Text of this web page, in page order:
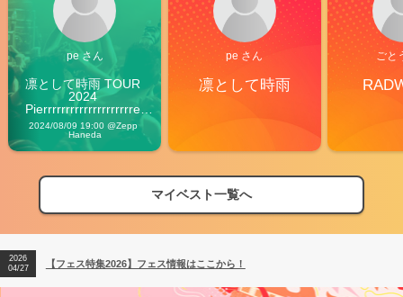
pe さん
凛として時雨 TOUR
2024
Pierrrrrrrrrrrrrrrrrrrre
Vibes
2024/08/09 19:00 @Zepp
Haneda
pe さん
凛として時雨
ごと
マイベスト一覧へ
【フェス特集2026】フェス情報はここから！
【ライブ動員ランキング】2026年上半期編発表！
2026
04/27
【フェス特集2026】フェス情報はここから！
2026
【ライブ動員ランキング】2026年上半期編発表！